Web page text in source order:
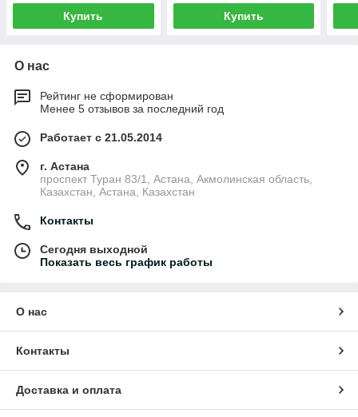
Купить Купить
О нас
Рейтинг не сформирован
Менее 5 отзывов за последний год
Работает с 21.05.2014
г. Астана
проспект Туран 83/1, Астана, Акмолинская область,
Казахстан, Астана, Казахстан
Контакты
Сегодня выходной
Показать весь график работы
О нас
Контакты
Доставка и оплата